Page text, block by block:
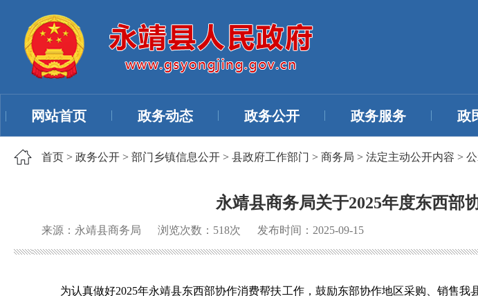
网站首页 政务动态 政务公开 政务服务 政
首页 > 政务公开 > 部门乡镇信息公开 > 县政府工作部门 > 商务局 > 法定主动公开内容 >
永靖县商务局关于2025年度东西部
来源：永靖县商务局 浏览次数： 518次 发布时间：2025-09-15
为认真做好2025年永靖县东西部协作消费帮扶工作，鼓励东部协作地区采购、销售